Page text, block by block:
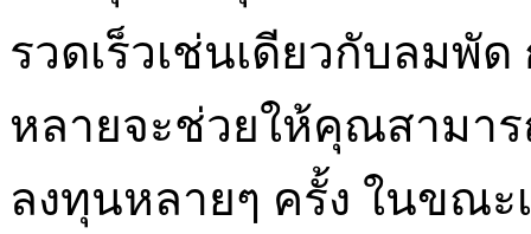
รวดเร็วเช่นเดียวกับลมพั
หลายจะช่วยให้คุณสามาร
ลงทุนหลายๆ ครั้ง ในขณะ